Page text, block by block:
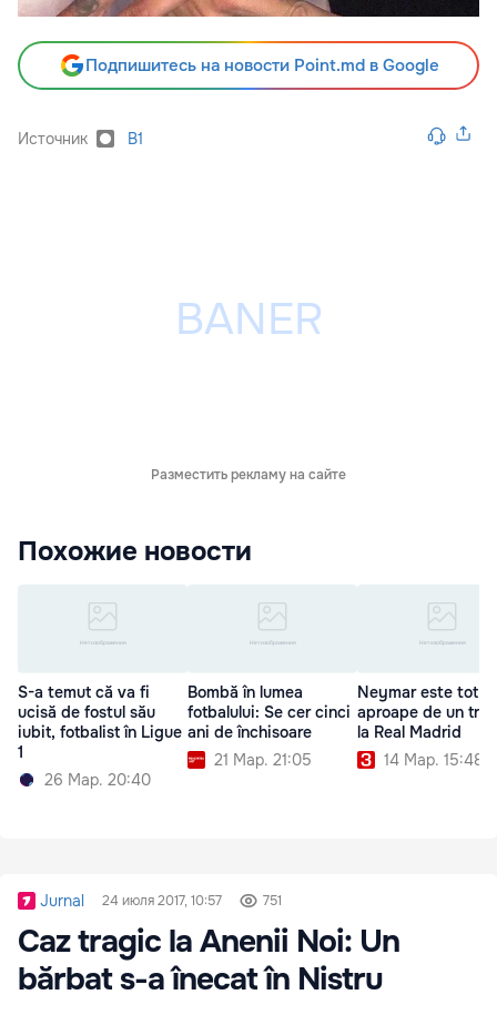
Подпишитесь на новости Point.md в Google
Источник B1
Разместить рекламу на сайте
Похожие новости
S-a temut că va fi
ucisă de fostul său
iubit, fotbalist în Ligue
1
26 Мар. 20:40
Bombă în lumea
fotbalului: Se cer cinci
ani de închisoare
21 Мар. 21:05
Neymar este tot
aproape de un
la Real Madrid
14 Мар. 15:48
Jurnal 24 июля 2017, 10:57 751
Caz tragic la Anenii Noi: Un
bărbat s-a înecat în Nistru